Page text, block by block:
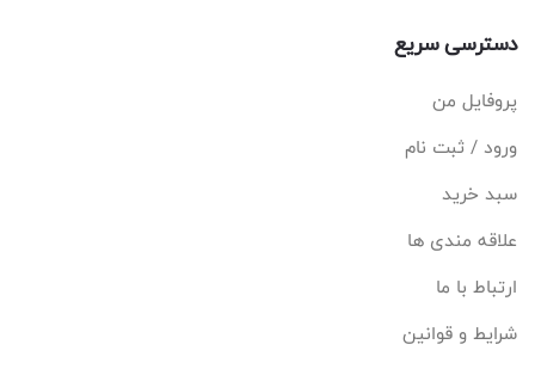
دسترسی سریع
پروفایل من
ورود / ثبت نام
سبد خرید
علاقه مندی ها
ارتباط با ما
شرایط و قوانین